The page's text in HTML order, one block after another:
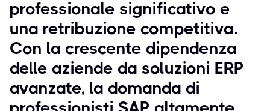
professionale significativo e
una retribuzione competitiva.
Con la crescente dipendenza
delle aziende da soluzioni ERP
avanzate, la domanda di